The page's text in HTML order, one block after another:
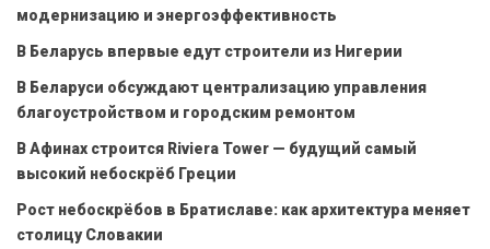
модернизацию и энергоэффективность
В Беларусь впервые едут строители из Нигерии
В Беларуси обсуждают централизацию управления
благоустройством и городским ремонтом
В Афинах строится Riviera Tower — будущий самый
высокий небоскрёб Греции
Рост небоскрёбов в Братиславе: как архитектура меняет
столицу Словакии